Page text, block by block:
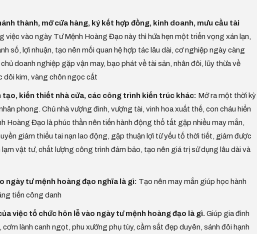
thành, mở cửa hàng, ký kết hợp đồng, kinh doanh, mưu cầu tài
việc vào ngày Tư Mệnh Hoàng Đạo này thì hứa hẹn một triển vọng xán lạn,
số, lợi nhuận, tạo nên mối quan hệ hợp tác lâu dài, cơ nghiệp ngày càng
doanh nghiệp gặp vận may, bạo phát về tài sản, nhân đôi, lũy thừa về
dôi kim, vàng chôn ngọc cất
kiến thiết nhà cửa, các công trình kiến trúc khác: Mở ra một thời kỳ
phong. Chủ nhà vượng đinh, vượng tài, vinh hoa xuất thế, con cháu hiển
Hoàng Đạo là phúc thần nên tiến hành động thổ tất gặp nhiều may mắn,
giảm thiểu tai nạn lao động, gặp thuận lợi từ yếu tố thời tiết, giảm được
vật tư, chất lượng công trình đảm bảo, tạo nên giá trị sử dụng lâu dài và
ngày tư mệnh hoàng đạo nghĩa là gì: Tạo nên may mắn giúp học hành
tiến công danh
việc tổ chức hôn lễ vào ngày tư mệnh hoàng đạo là gì. Giúp gia đình
cơm lành canh ngọt, phu xướng phụ tùy, cầm sắt đẹp duyên, sánh đôi hạnh